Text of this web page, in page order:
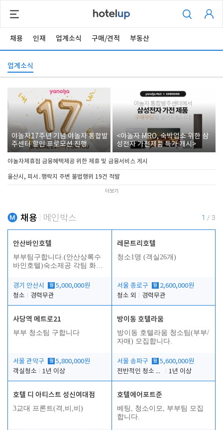
채용 인재 업계소식 구매/견적 부동산
업계소식
야놀자17주년 기념 야놀자 통합발
주센터 할인 프로모션 진행
<야놀자 MRO, 숙박업소 위한 삼
성전자 가전제품 특가 개시>
야놀자제휴점 금융혜택제공 위한 제휴 및 금융서비스 게시
울산시, 피서․행락지 주변 불법행위 19건 적발
더보기
채용 메인박스 1 / 3
안산바인호텔
부부팀구합니다.(안산상록수
바인호텔)숙소제공 각팀 화장
경기 안산시
월 5,000,000원
청소
경력무관
레몬트리호텔
청소1명 (객실26개)
서울 종로구 월 2,600,000원
청소 외
경력무관
사당역 메트로21
부부 청소팀 구합니다
서울 관악구 월 5,800,000원
객실청소
1년 이상
방이동 호텔라움
방이동 호텔라움 청소팀(부부/
자매) 모집합니다.
서울 송파구 월 5,600,000원
전반적인 청소 업무(객실청소.객실정리)
1년 이상
호텔 디 아티스트 성신여대점
3교대 프론트(격,비,비)
호텔에어포트준
베팅, 청소이모, 부부팀 모집
합니다.